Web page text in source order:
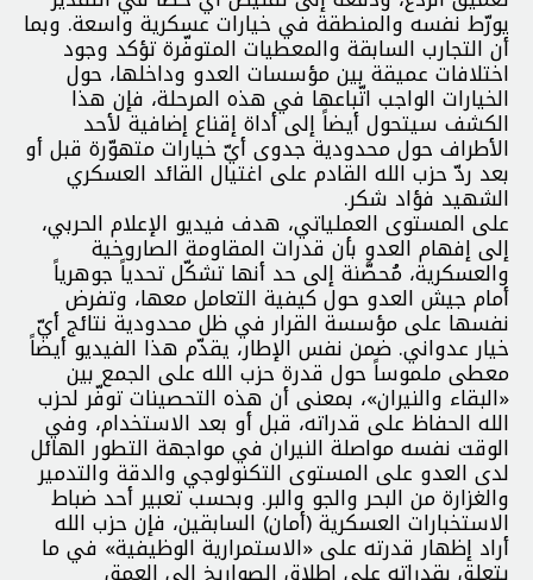
يورّط نفسه والمنطقة في خيارات عسكرية واسعة. وبما
أن التجارب السابقة والمعطيات المتوفّرة تؤكد وجود
اختلافات عميقة بين مؤسسات العدو وداخلها، حول
الخيارات الواجب اتّباعها في هذه المرحلة، فإن هذا
الكشف سيتحول أيضاً إلى أداة إقناع إضافية لأحد
الأطراف حول محدودية جدوى أيّ خيارات متهوّرة قبل أو
بعد ردّ حزب الله القادم على اغتيال القائد العسكري
الشهيد فؤاد شكر.
على المستوى العملياتي، هدف فيديو الإعلام الحربي،
إلى إفهام العدو بأن قدرات المقاومة الصاروخية
والعسكرية، مُحصَّنة إلى حد أنها تشكّل تحدياً جوهرياً
أمام جيش العدو حول كيفية التعامل معها، وتفرض
نفسها على مؤسسة القرار في ظل محدودية نتائج أيّ
خيار عدواني. ضمن نفس الإطار، يقدّم هذا الفيديو أيضاً
معطى ملموساً حول قدرة حزب الله على الجمع بين
«البقاء والنيران»، بمعنى أن هذه التحصينات توفّر لحزب
الله الحفاظ على قدراته، قبل أو بعد الاستخدام، وفي
الوقت نفسه مواصلة النيران في مواجهة التطور الهائل
لدى العدو على المستوى التكنولوجي والدقة والتدمير
والغزارة من البحر والجو والبر. وبحسب تعبير أحد ضباط
الاستخبارات العسكرية (أمان) السابقين، فإن حزب الله
أراد إظهار قدرته على «الاستمرارية الوظيفية» في ما